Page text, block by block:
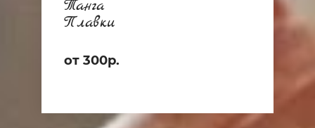
Танга
Плавки
от 300р.